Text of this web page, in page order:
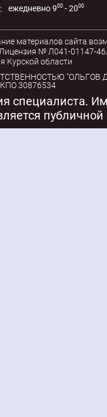
ежедневно 900 - 2000
материалов сайта
№ Л041-01147-
Курской области
"ОЛЬГОВ
30876534
специалиста.